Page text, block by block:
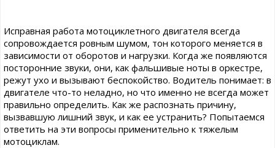
Исправная работа мотоциклетного двигателя всегда
сопровождается ровным шумом, тон которого меняется в
зависимости от оборотов и нагрузки. Когда же появляются
посторонние звуки, они, как фальшивые ноты в оркестре,
режут ухо и вызывают беспокойство. Водитель понимает: в
двигателе что-то неладно, но что именно не всегда может
правильно определить. Как же распознать причину,
вызвавшую лишний звук, и как ее устранить? Попытаемся
ответить на эти вопросы применительно к тяжелым
мотоциклам.